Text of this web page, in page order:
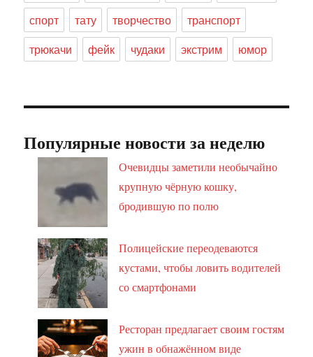
спорт
тату творчество
транспорт
трюкачи
фейк чудаки экстрим юмор
Популярные новости за неделю
Очевидцы заметили необычайно
крупную чёрную кошку,
бродившую по полю
Полицейские переодеваются
кустами, чтобы ловить водителей
со смартфонами
Ресторан предлагает своим гостям
ужин в обнажённом виде